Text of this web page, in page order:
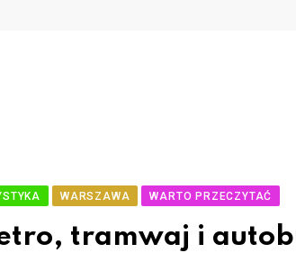
WARSZAWA WARTO PRZECZYTAĆ
tramwaj i